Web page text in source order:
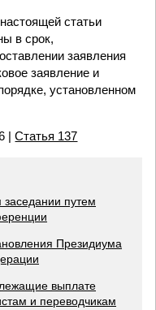
статьи
в срок,
заявления
заявление и
установленном
|Статья 137
путем
Президиума
выплате
и переводчикам